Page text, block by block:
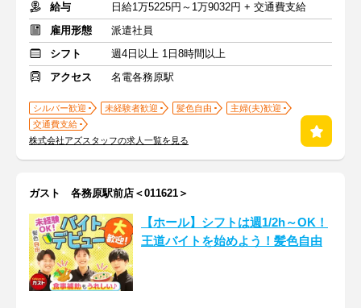
給与
日給1万5225円～1万9032円 + 交通費支給
雇用形態
派遣社員
シフト
週4日以上 1日8時間以上
アクセス
名電各務原駅
シルバー歓迎 未経験者歓迎 髪色自由
主婦(夫)歓迎
交通費支給
株式会社アズスタッフの求人一覧を見る
ガスト 各務原駅前店＜011621＞
【ホール】シフトは週1/2h～OK！
王道バイトを始めよう！髪色自由